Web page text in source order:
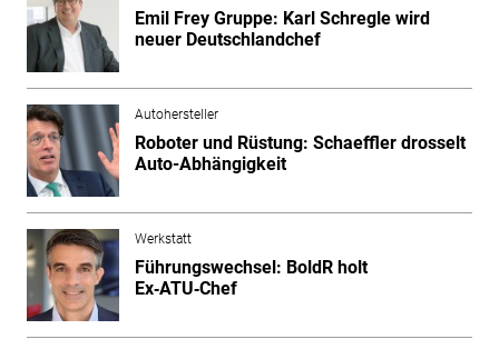
Emil Frey Gruppe: Karl Schregle wird
neuer Deutschlandchef
Autohersteller
Roboter und Rüstung: Schaeffler drosselt
Auto-Abhängigkeit
Werkstatt
Führungswechsel: BoldR holt
Ex‑ATU‑Chef